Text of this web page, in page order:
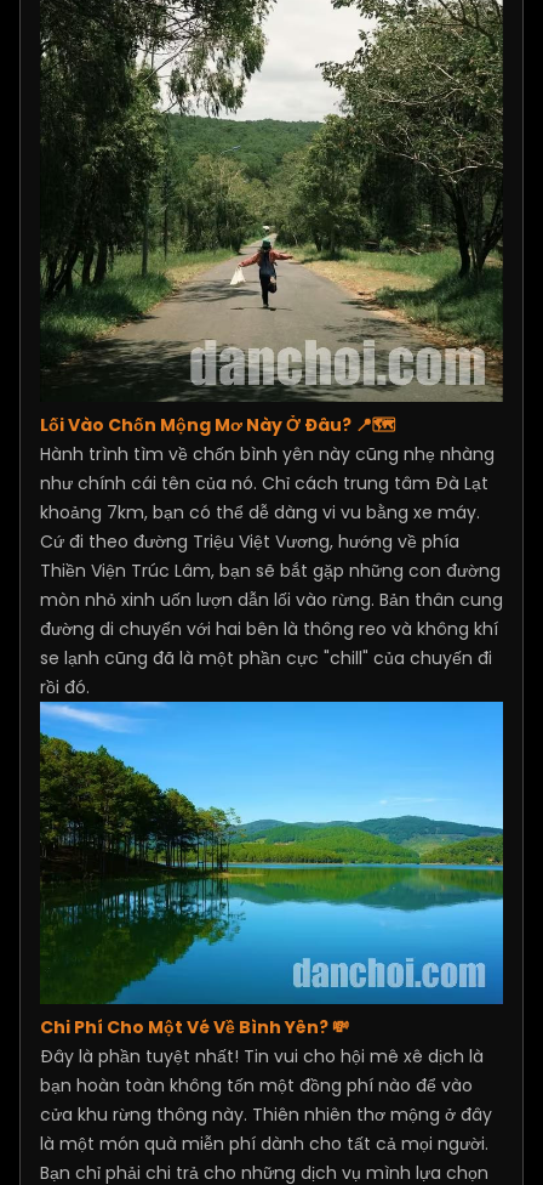
Lối Vào Chốn Mộng Mơ Này Ở Đâu? 📍🗺️
Hành trình tìm về chốn bình yên này cũng nhẹ nhàng
như chính cái tên của nó. Chỉ cách trung tâm Đà Lạt
khoảng 7km, bạn có thể dễ dàng vi vu bằng xe máy.
Cứ đi theo đường Triệu Việt Vương, hướng về phía
Thiền Viện Trúc Lâm, bạn sẽ bắt gặp những con đường
mòn nhỏ xinh uốn lượn dẫn lối vào rừng. Bản thân cung
đường di chuyển với hai bên là thông reo và không khí
se lạnh cũng đã là một phần cực "chill" của chuyến đi
rồi đó.
Chi Phí Cho Một Vé Về Bình Yên? 💸
Đây là phần tuyệt nhất! Tin vui cho hội mê xê dịch là
bạn hoàn toàn không tốn một đồng phí nào để vào
cửa khu rừng thông này. Thiên nhiên thơ mộng ở đây
là một món quà miễn phí dành cho tất cả mọi người.
Bạn chỉ phải chi trả cho những dịch vụ mình lựa chọn